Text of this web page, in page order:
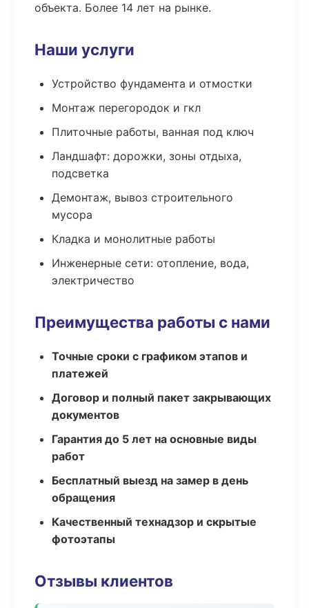
объекта. Более 14 лет на рынке.
Наши услуги
Устройство фундамента и отмостки
Монтаж перегородок и гкл
Плиточные работы, ванная под ключ
Ландшафт: дорожки, зоны отдыха,
подсветка
Демонтаж, вывоз строительного
мусора
Кладка и монолитные работы
Инженерные сети: отопление, вода,
электричество
Преимущества работы с нами
Точные сроки с графиком этапов и
платежей
Договор и полный пакет закрывающих
документов
Гарантия до 5 лет на основные виды
работ
Бесплатный выезд на замер в день
обращения
Качественный технадзор и скрытые
фотоэтапы
Отзывы клиентов